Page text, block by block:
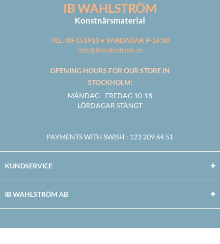
IB WAHLSTRÖM
Konstnärsmaterial
TEL. 08-151910 • VARDAGAR 9-16:30
info@ibwahlstrom.se
OPENING HOURS FOR OUR STORE IN
STOCKHOLM:
MÅNDAG - FREDAG 10-18
LÖRDAGAR STÄNGT
PAYMENTS WITH SWISH : 123 209 64 51
KUNDSERVICE
IB WAHLSTRÖM AB
Facebook
TwitterYoutubeInstagram